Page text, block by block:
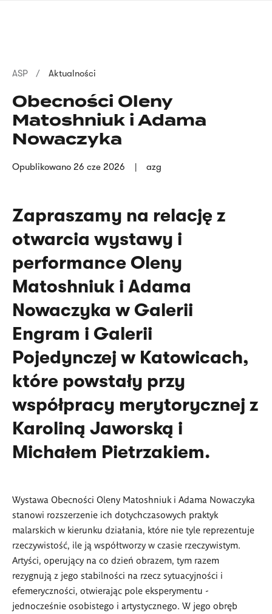
Ścieżka
nawigacyjna
ASP Aktualności
Obecności Oleny
Matoshniuk i Adama
Nowaczyka
Opublikowano 26 cze 2026 azg
Zapraszamy na relację z
otwarcia wystawy i
performance Oleny
Matoshniuk i Adama
Nowaczyka w Galerii
Engram i Galerii
Pojedynczej w Katowicach,
które powstały przy
współpracy merytorycznej z
Karoliną Jaworską i
Michałem Pietrzakiem.
Wystawa Obecności Oleny Matoshniuk i Adama Nowaczyka
stanowi rozszerzenie ich dotychczasowych praktyk
malarskich w kierunku działania, które nie tyle reprezentuje
rzeczywistość, ile ją współtworzy w czasie rzeczywistym.
Artyści, operujący na co dzień obrazem, tym razem
rezygnują z jego stabilności na rzecz sytuacyjności i
efemeryczności, otwierając pole eksperymentu -
jednocześnie osobistego i artystycznego. W jego obręb